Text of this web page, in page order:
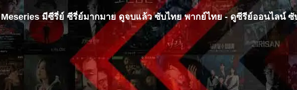
Meseries มีซีรี่ย์ ซีรี่ย์มากมาย ดูจบแล้ว ซับไทย พากย์ไทย - ดูซีรีย์ออนไลน์